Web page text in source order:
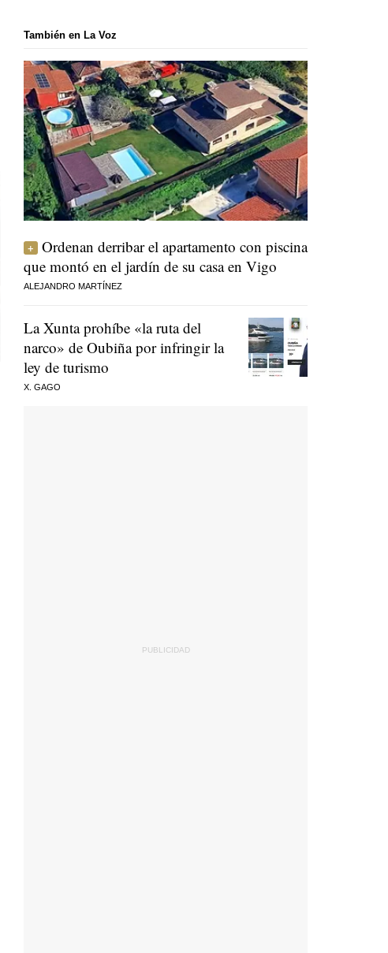
También en La Voz
Ordenan derribar el apartamento con piscina
que montó en el jardín de su casa en Vigo
ALEJANDRO MARTÍNEZ
La Xunta prohíbe «la ruta del
narco» de Oubiña por infringir la
ley de turismo
X. GAGO